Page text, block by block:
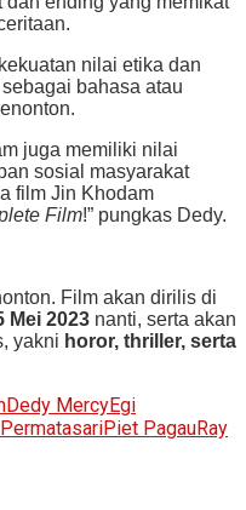
nilai etika dan
bahasa atau
juga memiliki nilai
sosial masyarakat
film Jin Khodam
Film!” pungkas Dedy.
Film akan dirilis di
Mei 2023 nanti, serta akan
yakni horor, thriller, serta
Dedy MercyEgi
Piet PagauRay